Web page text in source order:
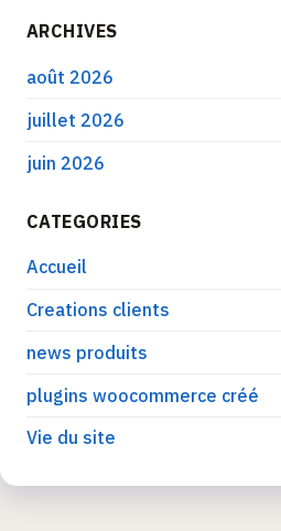
ARCHIVES
août 2026
juillet 2026
juin 2026
CATEGORIES
Accueil
Creations clients
news produits
plugins woocommerce créé
Vie du site